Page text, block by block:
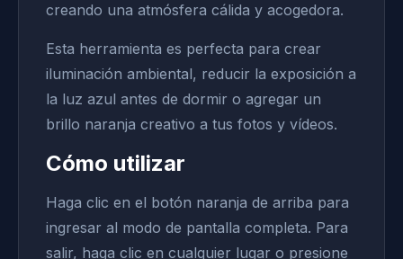
creando una atmósfera cálida y acogedora.
Esta herramienta es perfecta para crear
iluminación ambiental, reducir la exposición a
la luz azul antes de dormir o agregar un
brillo naranja creativo a tus fotos y vídeos.
Cómo utilizar
Haga clic en el botón naranja de arriba para
ingresar al modo de pantalla completa. Para
salir, haga clic en cualquier lugar o presione